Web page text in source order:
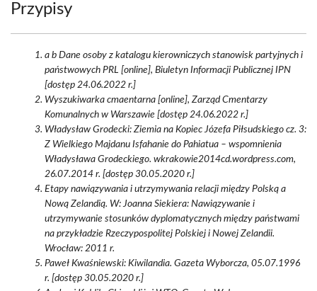
Przypisy
a b Dane osoby z katalogu kierowniczych stanowisk partyjnych i
państwowych PRL [online], Biuletyn Informacji Publicznej IPN
[dostęp 24.06.2022 r.]
Wyszukiwarka cmaentarna [online], Zarząd Cmentarzy
Komunalnych w Warszawie [dostęp 24.06.2022 r.]
Władysław Grodecki: Ziemia na Kopiec Józefa Piłsudskiego cz. 3:
Z Wielkiego Majdanu Isfahanie do Pahiatua – wspomnienia
Władysława Grodeckiego. wkrakowie2014cd.wordpress.com,
26.07.2014 r. [dostęp 30.05.2020 r.]
Etapy nawiązywania i utrzymywania relacji między Polską a
Nową Zelandią. W: Joanna Siekiera: Nawiązywanie i
utrzymywanie stosunków dyplomatycznych między państwami
na przykładzie Rzeczypospolitej Polskiej i Nowej Zelandii.
Wrocław: 2011 r.
Paweł Kwaśniewski: Kiwilandia. Gazeta Wyborcza, 05.07.1996
r. [dostęp 30.05.2020 r.]